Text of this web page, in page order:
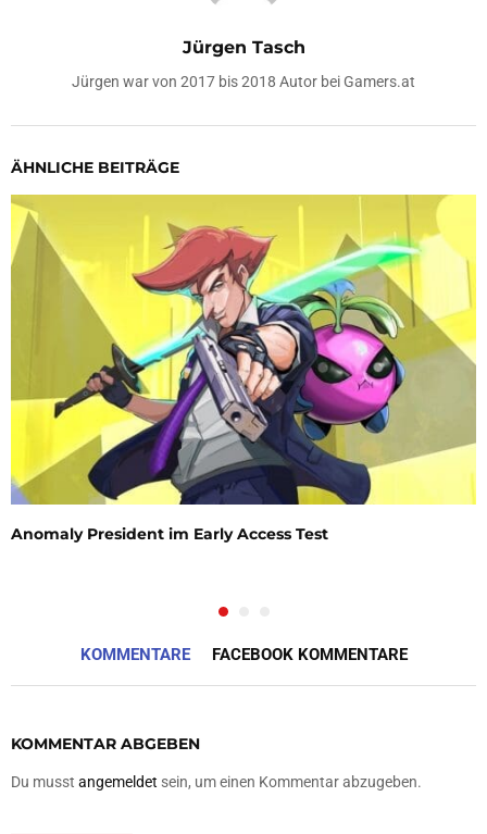
Jürgen Tasch
Jürgen war von 2017 bis 2018 Autor bei Gamers.at
ÄHNLICHE BEITRÄGE
Anomaly President im Early Access Test
KOMMENTARE FACEBOOK KOMMENTARE
KOMMENTAR ABGEBEN
Du musst angemeldet sein, um einen Kommentar abzugeben.